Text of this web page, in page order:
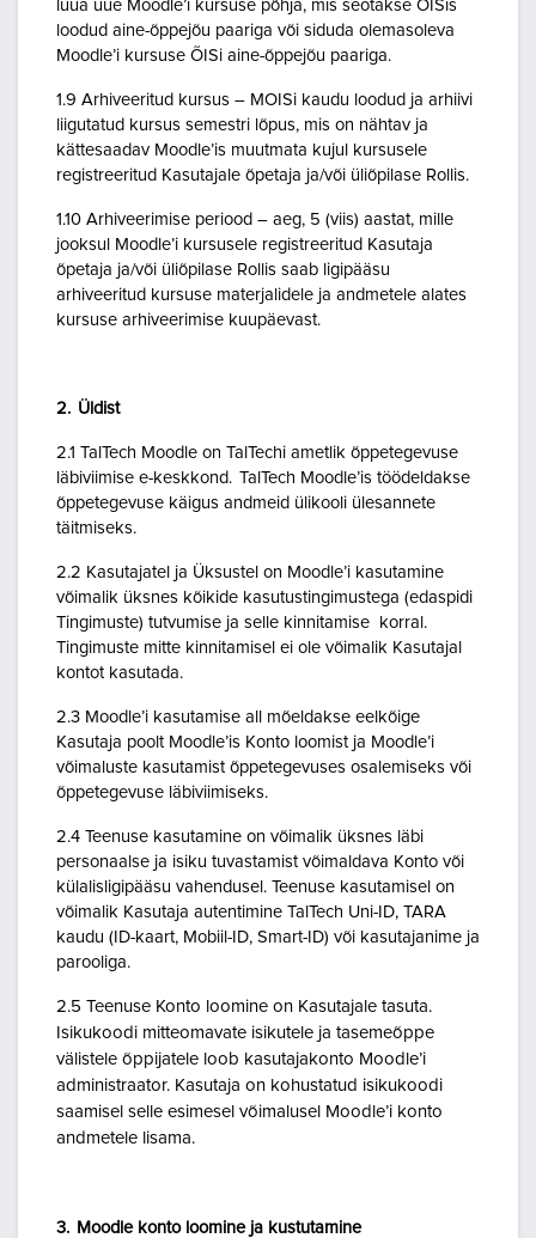
luua uue Moodle’i kursuse põhja, mis seotakse ÕISis
loodud aine-õppejõu paariga või siduda olemasoleva
Moodle’i kursuse ÕISi aine-õppejõu paariga.
1.9 Arhiveeritud kursus – MOISi kaudu loodud ja arhiivi
liigutatud kursus semestri lõpus, mis on nähtav ja
kättesaadav Moodle’is muutmata kujul kursusele
registreeritud Kasutajale õpetaja ja/või üliõpilase Rollis.
1.10 Arhiveerimise periood – aeg, 5 (viis) aastat, mille
jooksul Moodle’i kursusele registreeritud Kasutaja
õpetaja ja/või üliõpilase Rollis saab ligipääsu
arhiveeritud kursuse materjalidele ja andmetele alates
kursuse arhiveerimise kuupäevast.
2. Üldist
2.1 TalTech Moodle on TalTechi ametlik õppetegevuse
läbiviimise e-keskkond. TalTech Moodle’is töödeldakse
õppetegevuse käigus andmeid ülikooli ülesannete
täitmiseks.
2.2 Kasutajatel ja Üksustel on Moodle’i kasutamine
võimalik üksnes kõikide kasutustingimustega (edaspidi
Tingimuste) tutvumise ja selle kinnitamise korral.
Tingimuste mitte kinnitamisel ei ole võimalik Kasutajal
kontot kasutada.
2.3 Moodle’i kasutamise all mõeldakse eelkõige
Kasutaja poolt Moodle’is Konto loomist ja Moodle’i
võimaluste kasutamist õppetegevuses osalemiseks või
õppetegevuse läbiviimiseks.
2.4 Teenuse kasutamine on võimalik üksnes läbi
personaalse ja isiku tuvastamist võimaldava Konto või
külalisligipääsu vahendusel. Teenuse kasutamisel on
võimalik Kasutaja autentimine TalTech Uni-ID, TARA
kaudu (ID-kaart, Mobiil-ID, Smart-ID) või kasutajanime ja
parooliga.
2.5 Teenuse Konto loomine on Kasutajale tasuta.
Isikukoodi mitteomavate isikutele ja tasemeõppe
välistele õppijatele loob kasutajakonto Moodle’i
administraator. Kasutaja on kohustatud isikukoodi
saamisel selle esimesel võimalusel Moodle’i konto
andmetele lisama.
3. Moodle konto loomine ja kustutamine